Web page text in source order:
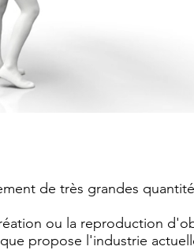
de très grandes
ou la reproduction
propose l'industrie